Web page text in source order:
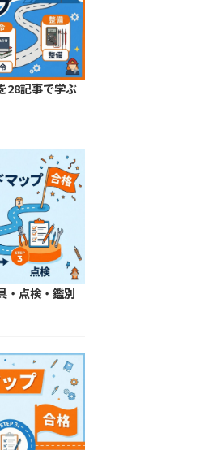
28記事で学ぶ
・点検・鑑別